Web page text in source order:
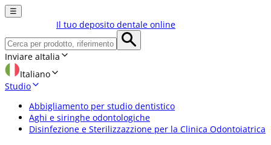
☰
Il tuo deposito dentale online
Inviare aItalia
Italiano
Studio
Abbigliamento per studio dentistico
Aghi e siringhe odontologiche
Disinfezione e Sterilizzazzione per la Clinica Odontoiatrica